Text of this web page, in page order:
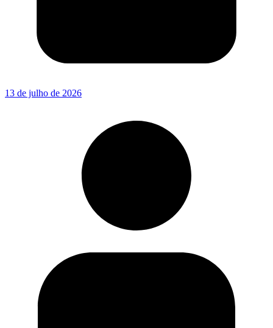
13 de julho de 2026